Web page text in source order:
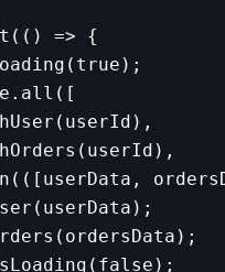
=> {